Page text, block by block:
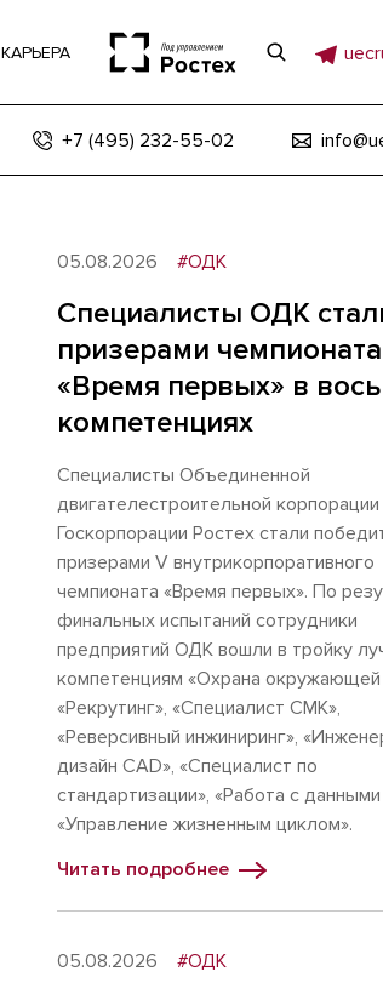
КАРЬЕРА
+7 (495) 232-55-02
05.08.2026 #ОДК
Специалисты ОДК
призерами чемпионата
«Время первых» в
компетенциях
Специалисты Объединенной
двигателестроительной корпорации
Госкорпорации Ростех стали
призерами V внутрикорпоративного
чемпионата «Время первых». По
финальных испытаний сотрудники
предприятий ОДК вошли в тройку
компетенциям «Охрана
«Рекрутинг», «Специалист СМК»,
«Реверсивный инжиниринг»,
дизайн CAD», «Специалист по
стандартизации», «Работа с данными
«Управление жизненным циклом».
Читать подробнее
05.08.2026 #ОДК